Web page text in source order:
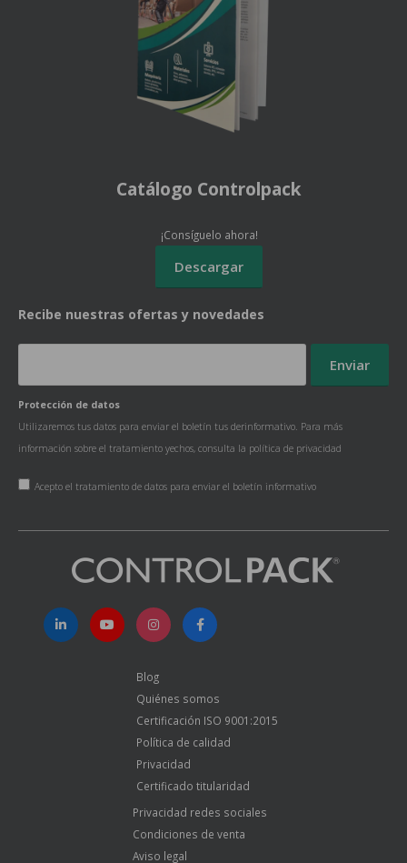
Recibe nuestras ofertas y novedades
Protección de datos
Utilizaremos tus datos para enviar el boletín tus derinformativo. Para más
información sobre el tratamiento yechos, consulta la política de privacidad
Acepto el tratamiento de datos para enviar el boletín informativo
Catálogo Controlpack
¡Consíguelo ahora!
Blog
Quiénes somos
Certificación ISO 9001:2015
Política de calidad
Privacidad
Certificado titularidad
Privacidad redes sociales
Condiciones de venta
Aviso legal